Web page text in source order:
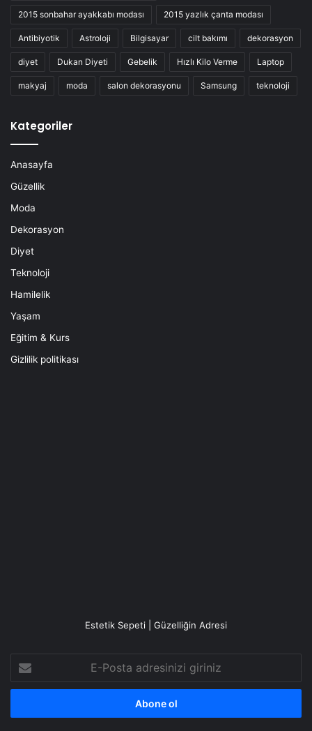
2015 sonbahar ayakkabı modası 2015 yazlık çanta modası
Antibiyotik Astroloji Bilgisayar cilt bakımı dekorasyon
diyet Dukan Diyeti Gebelik Hızlı Kilo Verme Laptop
makyaj moda salon dekorasyonu Samsung teknoloji
Kategoriler
Anasayfa
Güzellik
Moda
Dekorasyon
Diyet
Teknoloji
Hamilelik
Yaşam
Eğitim & Kurs
Gizlilik politikası
Estetik Sepeti | Güzelliğin Adresi
Posta
adresinizi